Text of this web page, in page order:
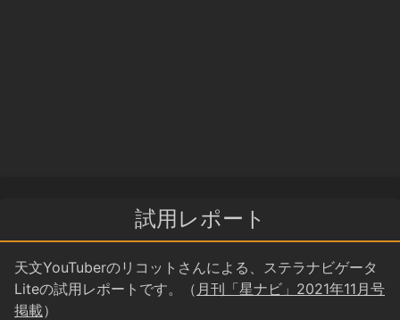
試用レポート
天文YouTuberのリコットさんによる、ステラナビゲータ
Liteの試用レポートです。（ 月刊「星ナビ」2021年11月号
掲載）